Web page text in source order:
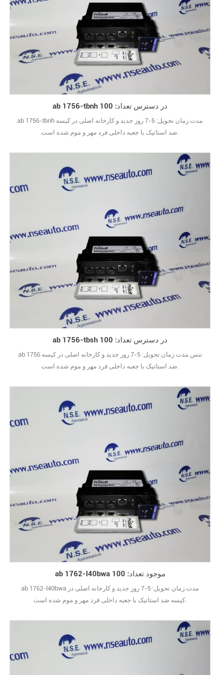
ab 1756-tbnh در دسترس تعداد: 100
ab 1756-tbnh مدت زمان تحویل: 5-7 روز جدید و کارخانه اصلی در کیسه
ab 1756-tbsh در دسترس تعداد: 100
ab 1756 تنس مدت زمان تحویل: 5-7 روز جدید و کارخانه اصلی در کیسه
ab 1762-l40bwa موجود تعداد: 100
ab 1762-l40bwa مدت زمان تحویل: 5-7 روز جدید و کارخانه اصلی در